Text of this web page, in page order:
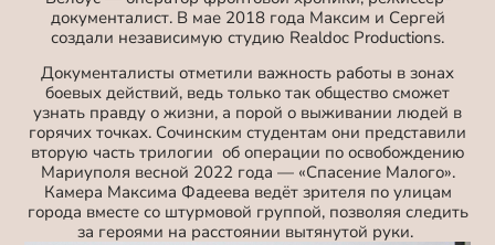
документалист. В мае 2018 года Максим и Сергей
создали независимую студию Realdoc Productions.
Документалисты отметили важность работы в зонах
боевых действий, ведь только так общество сможет
узнать правду о жизни, а порой о выживании людей в
горячих точках. Сочинским студентам они представили
вторую часть трилогии об операции по освобождению
Мариуполя весной 2022 года — «Спасение Малого».
Камера Максима Фадеева ведёт зрителя по улицам
города вместе со штурмовой группой, позволяя следить
за героями на расстоянии вытянутой руки.